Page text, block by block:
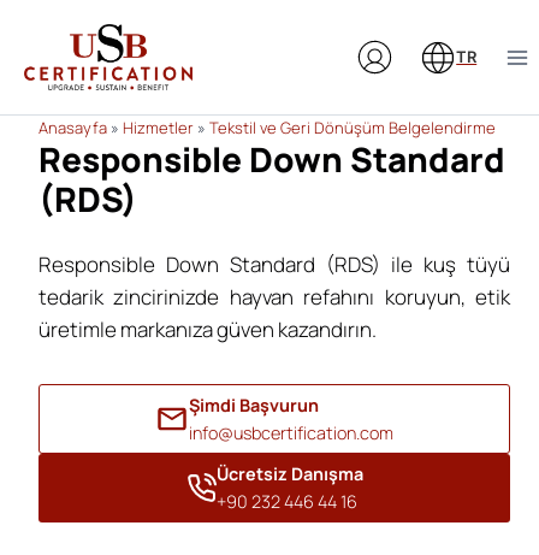
content
TR
Anasayfa » Hizmetler » Tekstil ve Geri Dönüşüm Belgelendirme
Responsible Down Standard
(RDS)
Responsible Down Standard (RDS) ile kuş tüyü
tedarik zincirinizde hayvan refahını koruyun, etik
üretimle markanıza güven kazandırın.
Şimdi Başvurun
info@usbcertification.com
Ücretsiz Danışma
+90 232 446 44 16